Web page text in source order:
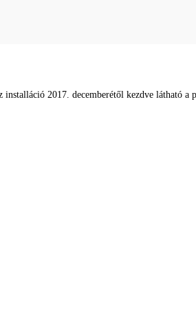
2017. decemberétől kezdve látható a